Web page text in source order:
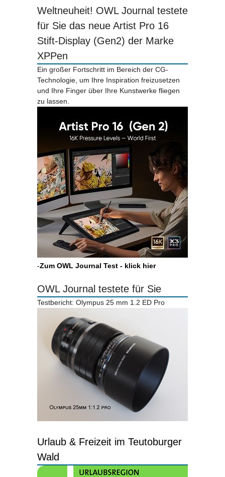
Weltneuheit! OWL Journal testete
für Sie das neue Artist Pro 16
Stift-Display (Gen2) der Marke
XPPen
Ein großer Fortschritt im Bereich der CG-
Technologie, um Ihre Inspiration freizusetzen
und Ihre Finger über Ihre Kunstwerke fliegen
zu lassen.
-Zum OWL Journal Test - klick hier
OWL Journal testete für Sie
Testbericht: Olympus 25 mm 1.2 ED Pro
Urlaub & Freizeit im Teutoburger
Wald